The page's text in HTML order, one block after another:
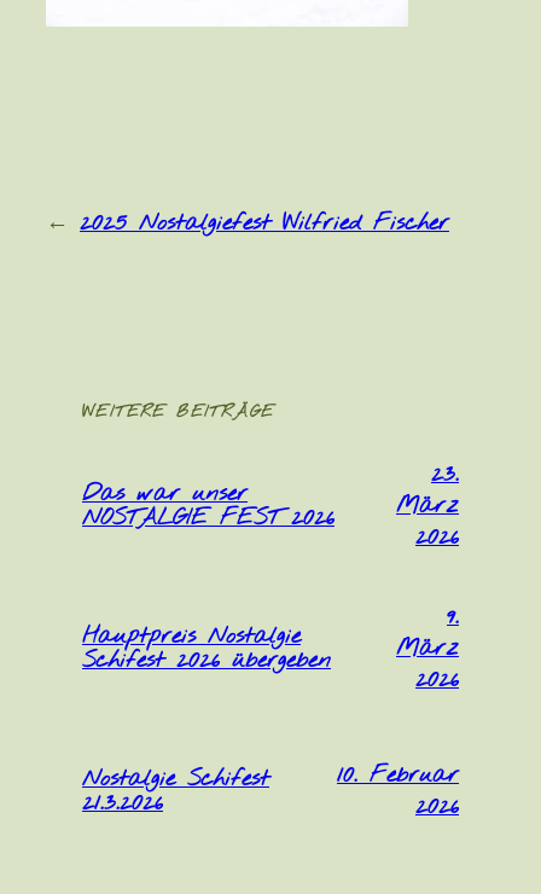
← 2025 Nostalgiefest Wilfried Fischer
WEITERE BEITRÄGE
Das war unser
NOSTALGIE FEST 2026
23.
März
2026
Hauptpreis Nostalgie
Schifest 2026 übergeben
9.
März
2026
Nostalgie Schifest
21.3.2026
10. Februar
2026